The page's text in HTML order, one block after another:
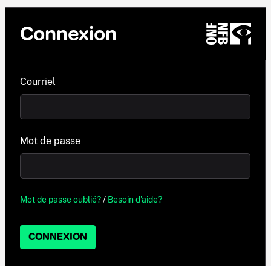
Connexion
Courriel
Mot de passe
Mot de passe oublié?/ Besoin d'aide?
CONNEXION